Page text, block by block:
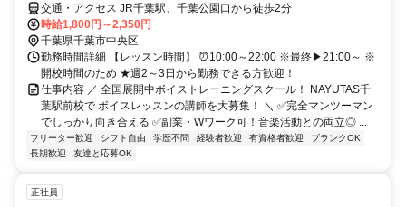
交通・アクセス JR千葉駅、千葉公園口から徒歩2分
時給1,800円～2,350円
千葉県千葉市中央区
勤務時間詳細 【レッスン時間】 ⏰10:00～22:00 ※最終▶21:00～ ※
開校時間のため ★週2～3日から勤務できる方歓迎！
仕事内容 ／ 全国展開中ボイストレーニングスクール！ NAYUTAS千
葉駅前校で ボイスレッスンの講師を大募集！ ＼ ✅完全マンツーマン
でしっかり向き合える ✅副業・Wワーク可！音楽活動との両立◎ ...
フリーター歓迎 シフト自由 学歴不問 経験者歓迎 有資格者歓迎
ブランクOK
長期歓迎
友達と応募OK
正社員